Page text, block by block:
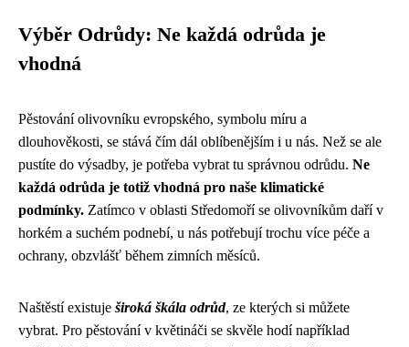
Výběr Odrůdy: Ne každá odrůda je
vhodná
Pěstování olivovníku evropského, symbolu míru a
dlouhověkosti, se stává čím dál oblíbenějším i u nás. Než se ale
pustíte do výsadby, je potřeba vybrat tu správnou odrůdu. Ne
každá odrůda je totiž vhodná pro naše klimatické
podmínky. Zatímco v oblasti Středomoří se olivovníkům daří v
horkém a suchém podnebí, u nás potřebují trochu více péče a
ochrany, obzvlášť během zimních měsíců.
Naštěstí existuje široká škála odrůd, ze kterých si můžete
vybrat. Pro pěstování v květináči se skvěle hodí například